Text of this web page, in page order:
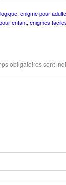
,enigme pour adulte
enfant,enigmes faciles
obligatoires sont